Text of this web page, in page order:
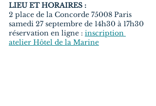
LIEU ET HORAIRES :
2 place de la Concorde 75008 Paris
samedi 27 septembre de 14h30 à 17h30
réservation en ligne : inscription
atelier Hôtel de la Marine